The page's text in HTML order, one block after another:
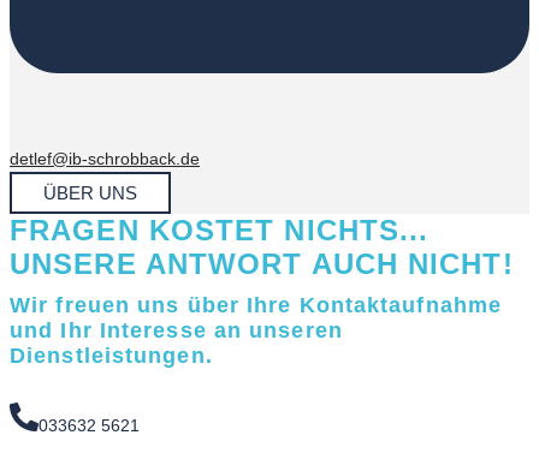
detlef@ib-schrobback.de
ÜBER UNS
FRAGEN KOSTET NICHTS...
UNSERE ANTWORT AUCH NICHT!
Wir freuen uns über Ihre Kontaktaufnahme
und Ihr Interesse an unseren
Dienstleistungen.
033632 5621